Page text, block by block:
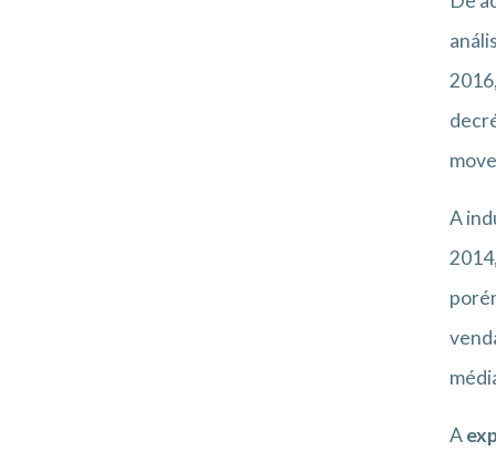
A
A